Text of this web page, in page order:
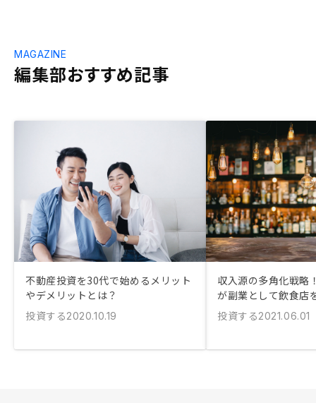
編集部おすすめ記事
MAGAZINE
不動産投資を30代で始めるメリット
やデメリットとは？
投資する2020.10.19
収入源の多角化戦略
が副業として飲食店
投資する2021.06.01